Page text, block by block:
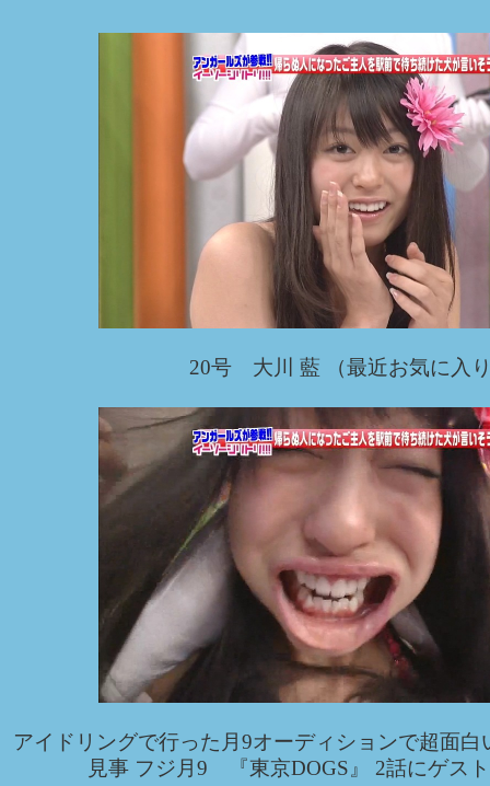
20号 大川 藍 （最近お気に入
アイドリングで行った月9オーディションで超面
見事 フジ月9 『東京DOGS』 2話にゲス